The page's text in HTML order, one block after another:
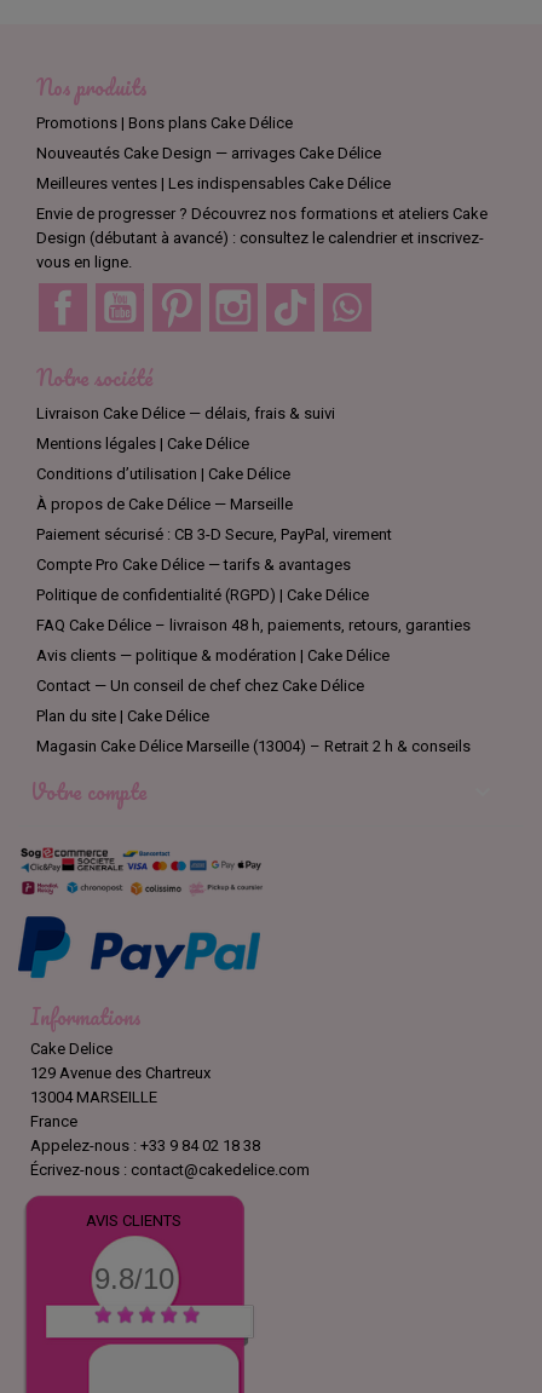
Nos produits
Promotions | Bons plans Cake Délice
Nouveautés Cake Design — arrivages Cake Délice
Meilleures ventes | Les indispensables Cake Délice
Envie de progresser ? Découvrez nos formations et ateliers Cake
Design (débutant à avancé) : consultez le calendrier et inscrivez-
vous en ligne.
Facebook YouTube Pinterest Instagram TikTok
Notre société
Livraison Cake Délice — délais, frais & suivi
Mentions légales | Cake Délice
Conditions d’utilisation | Cake Délice
À propos de Cake Délice — Marseille
Paiement sécurisé : CB 3-D Secure, PayPal, virement
Compte Pro Cake Délice — tarifs & avantages
Politique de confidentialité (RGPD) | Cake Délice
FAQ Cake Délice – livraison 48 h, paiements, retours, garanties
Avis clients — politique & modération | Cake Délice
Contact — Un conseil de chef chez Cake Délice
Plan du site | Cake Délice
Magasin Cake Délice Marseille (13004) – Retrait 2 h & conseils
Votre compte
Informations
Cake Delice
129 Avenue des Chartreux
13004 MARSEILLE
France
Appelez-nous : +33 9 84 02 18 38
Écrivez-nous : contact@cakedelice.com
AVIS CLIENTS
9.8/10